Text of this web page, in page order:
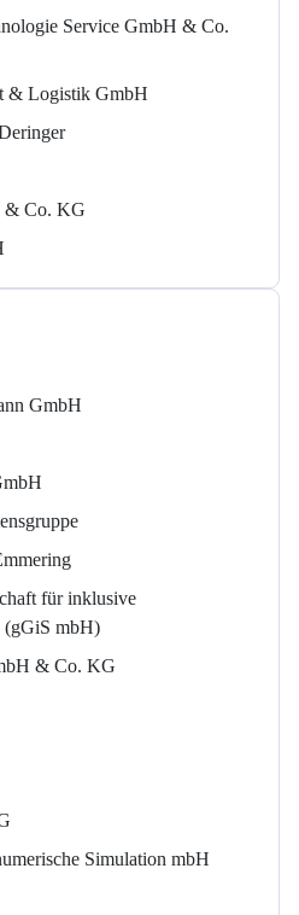
Service GmbH & Co.
& Logistik GmbH
& Co. KG
GmbH
für inklusive
(gGiS mbH)
& Co. KG
Simulation mbH